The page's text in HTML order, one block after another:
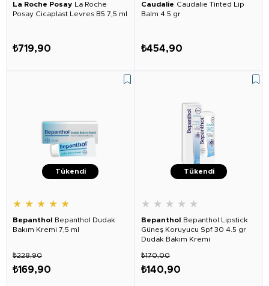
La Roche Posay La Roche
Posay Cicaplast Levres B5 7,5 ml
₺719,90
Caudalie Caudalie Tinted Lip
Balm 4.5 gr
₺454,90
Tükendi
★ ★ ★ ★ ★
Bepanthol Bepanthol Dudak
Bakım Kremi 7,5 ml
₺169,90
₺228,90
Tükendi
★ ★ ★ ★ ★
Bepanthol Bepanthol Lipstick
Güneş Koruyucu Spf 30 4.5 gr
Dudak Bakım Kremi
₺140,90
₺170,00